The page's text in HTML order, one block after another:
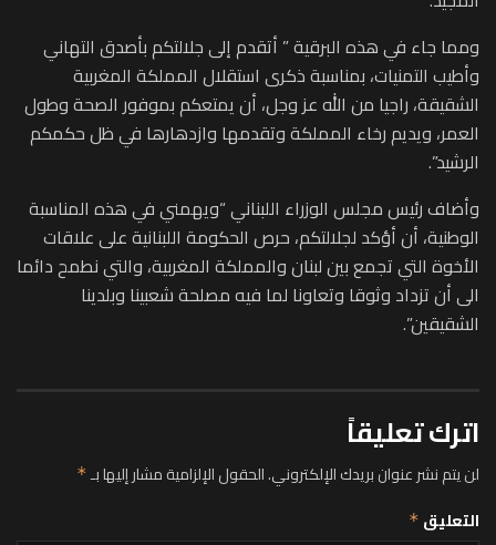
ومما جاء في هذه البرقية ” أتقدم إلى جلالتكم بأصدق التهاني
وأطيب التمنيات، بمناسبة ذكرى استقلال المملكة المغربية
الشقيقة، راجيا من الله عز وجل، أن يمتعكم بموفور الصحة وطول
العمر، ويديم رخاء المملكة وتقدمها وازدهارها في ظل حكمكم
الرشيد”.
وأضاف رئيس مجلس الوزراء اللبناني “ويهمني في هذه المناسبة
الوطنية، أن أؤكد لجلالتكم، حرص الحكومة اللبنانية على علاقات
الأخوة التي تجمع بين لبنان والمملكة المغربية، والتي نطمح دائما
الى أن تزداد وثوقا وتعاونا لما فيه مصلحة شعبينا وبلدينا
الشقيقين”.
اترك تعليقاً
لن يتم نشر عنوان بريدك الإلكتروني.الحقول الإلزامية مشار إليها بـ*
التعليق *